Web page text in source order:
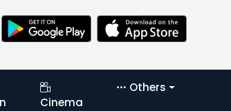
Cinema
Others